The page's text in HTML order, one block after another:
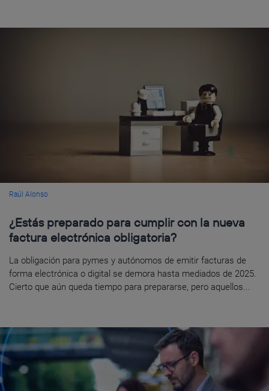
Raúl Alonso
¿Estás preparado para cumplir con la nueva
factura electrónica obligatoria?
La obligación para pymes y autónomos de emitir facturas de
forma electrónica o digital se demora hasta mediados de 2025.
Cierto que aún queda tiempo para prepararse, pero aquellos...